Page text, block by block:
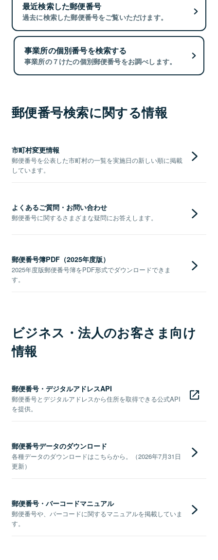
最近検索した郵便番号
過去に検索した郵便番号をご覧いただけます。
事業所の個別番号を検索する
事業所の７けたの個別郵便番号をお調べします。
郵便番号検索に関する情報
市町村変更情報
郵便番号を公表した市町村の一覧を実施日の新しい順に掲載
しています。
よくあるご質問・お問い合わせ
郵便番号に関するさまざまな疑問にお答えします。
郵便番号簿PDF（2025年度版）
2025年度版郵便番号簿をPDF形式でダウンロードできま
す。
ビジネス・法人のお客さま向け
情報
郵便番号・デジタルアドレスAPI
郵便番号とデジタルアドレスから住所を取得できる公式API
を提供。
郵便番号データのダウンロード
各種データのダウンロードはこちらから。（2026年7月31日
更新）
郵便番号・バーコードマニュアル
郵便番号や、バーコードに関するマニュアルを掲載していま
す。